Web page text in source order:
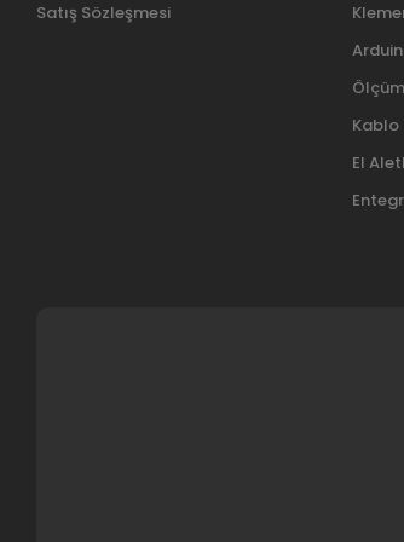
Satış Sözleşmesi
Kablo
El